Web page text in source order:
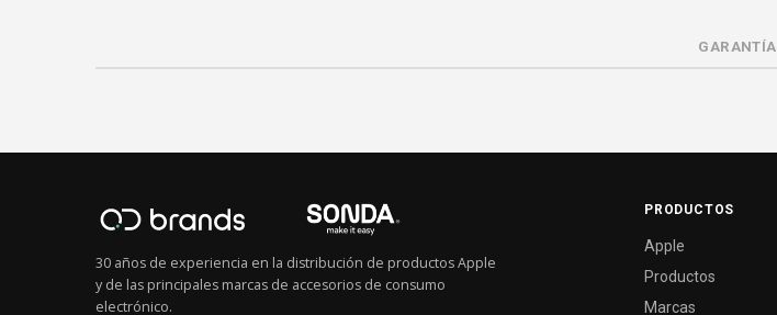
GARANTÍA
30 años de experiencia en la distribución de productos Apple
y de las principales marcas de accesorios de consumo
electrónico.
PRODUCTOS
Apple
Productos
Marcas